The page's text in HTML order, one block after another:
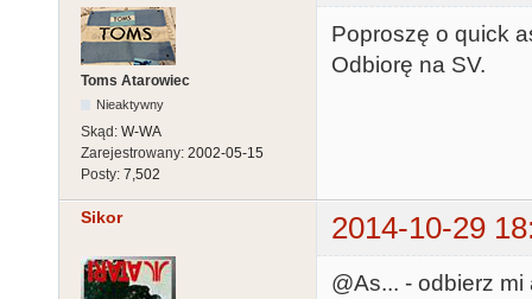
Toms Atarowiec
Nieaktywny
Skąd: W-WA
Zarejestrowany: 2002-05-15
Posty: 7,502
Poproszę o quick
Odbiorę na SV.
Sikor 2014-10-29
@As... - odbierz